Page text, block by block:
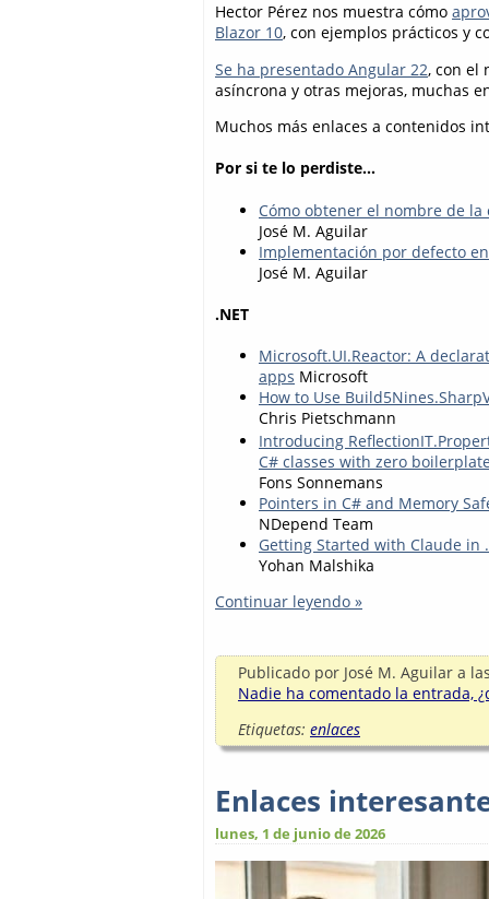
Hector Pérez nos muestra cómo
Blazor 10, con ejemplos prácticos y
Se ha presentado Angular 22, con el
asíncrona y otras mejoras, muchas
Muchos más enlaces a contenidos
Por si te lo perdiste...
Cómo obtener el nombre de la
José M. Aguilar
Implementación por defecto
José M. Aguilar
.NET
Microsoft.UI.Reactor: A
apps Microsoft
How to Use
Chris Pietschmann
Introducing
C# classes with zero
Fons Sonnemans
Pointers in C# and Memory
NDepend Team
Getting Started with Claude in
Yohan Malshika
Continuar leyendo »
Publicado por José M. Aguilar a
Nadie ha comentado la entrada,
Etiquetas: enlaces
Enlaces
lunes, 1 de junio de 2026